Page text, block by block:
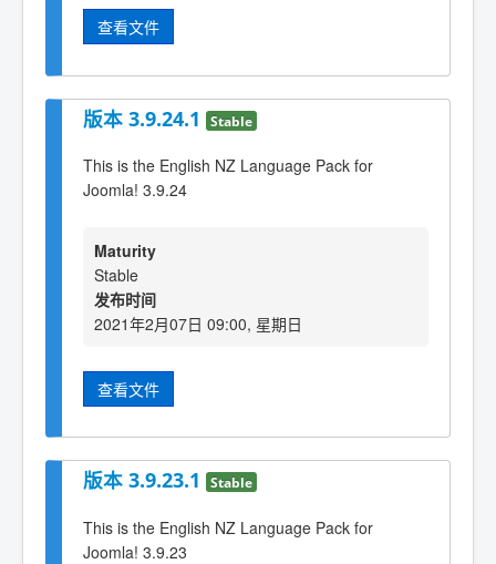
查看文件
版本 3.9.24.1 Stable
This is the English NZ Language Pack for
Joomla! 3.9.24
Maturity
Stable
发布时间
2021年2月07日 09:00, 星期日
查看文件
版本 3.9.23.1 Stable
This is the English NZ Language Pack for
Joomla! 3.9.23